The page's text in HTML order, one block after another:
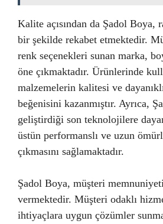
Kalite açısından da Şadol Boya,
bir şekilde rekabet etmektedir.
renk seçenekleri sunan marka,
öne çıkmaktadır. Ürünlerinde
malzemelerin kalitesi ve
beğenisini kazanmıştır. Ayrıca,
geliştirdiği son teknolojilere
üstün performanslı ve uzun
çıkmasını sağlamaktadır.
Şadol Boya, müşteri
vermektedir. Müşteri odaklı
ihtiyaçlara uygun çözümler